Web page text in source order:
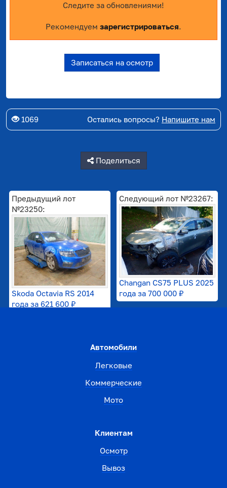
Следите за обновлениями!
Рекомендуем зарегистрироваться.
Записаться на осмотр
1069 Остались вопросы? Напишите нам
Поделиться
Предыдущий лот
№23250:
Skoda Octavia RS 2014
года за 621 600 ₽
Следующий лот №23267:
Changan CS75 PLUS 2025
года за 700 000 ₽
Автомобили
Легковые
Коммерческие
Мото
Клиентам
Осмотр
Вывоз